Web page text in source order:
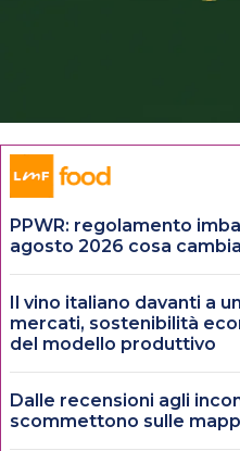
PPWR: regolamento
agosto 2026 cosa cambia
Il vino italiano davanti a
mercati, sostenibilità
del modello produttivo
Dalle recensioni agli
scommettono sulle